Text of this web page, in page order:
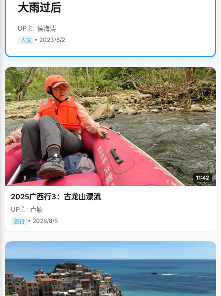
大雨过后
UP主: 侯海涛
人文 • 2023/8/2
11:42
2025广西行3：古龙山漂流
UP主: 卢颖
旅行 • 2026/8/6